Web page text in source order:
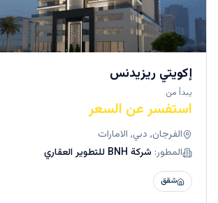
إكويتي ريزيدنس
يبدأ من
استفسر عن السعر
الفرجان, دبي, الامارات
المطور: شركة BNH للتطوير العقاري
شقق